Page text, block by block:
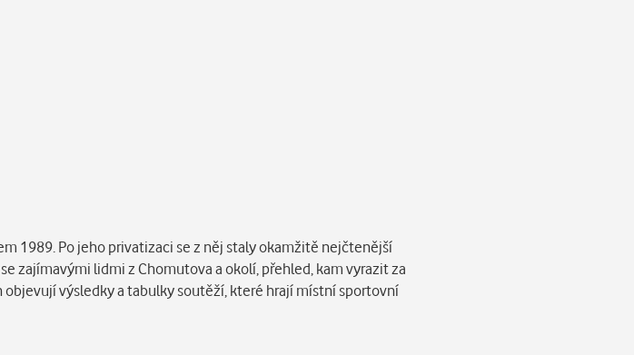
1989. Po jeho privatizaci se z něj staly okamžitě nejčtenější
zajímavými lidmi z Chomutova a okolí, přehled, kam vyrazit za
výsledky a tabulky soutěží, které hrají místní sportovní